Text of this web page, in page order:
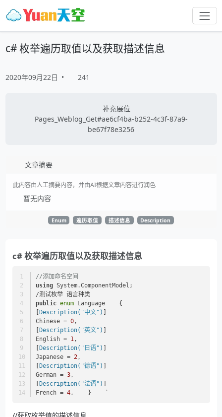
c# 枚举遍历取值以及获取描述信息
2020年09月22日 • 241
补充展位
Pages_Weblog_Get#ae6cf4ba-b252-4c3f-87a9-
be67f78e3256
文章摘要
此内容由人工摘要内容，并由AI根据文章内容进行润色
暂无内容
Enum 遍历取值 描述信息 Description
c# 枚举遍历取值以及获取描述信息
//添加命名空间
using System.ComponentModel;
/测试枚举 语言种类
public enum Language    {
Description( "中文" )
Chinese = 0,
Description( "英文" )
English = 1,
Description( "日语" )
Japanese = 2,
Description( "德语" )
German = 3,
Description( "法语" )
French = 4,    }    `